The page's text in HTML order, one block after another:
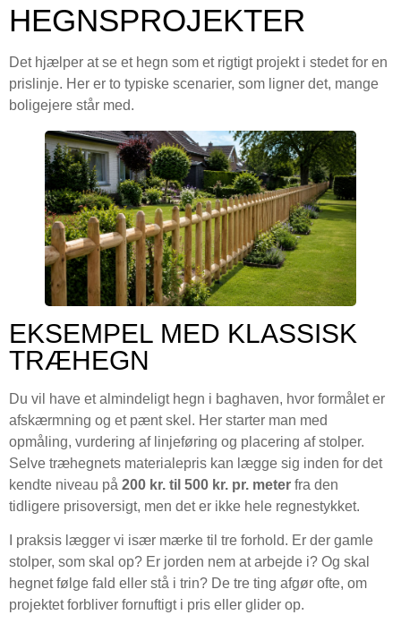
HEGNSPROJEKTER
Det hjælper at se et hegn som et rigtigt projekt i stedet for en
prislinje. Her er to typiske scenarier, som ligner det, mange
boligejere står med.
EKSEMPEL MED KLASSISK
TRÆHEGN
Du vil have et almindeligt hegn i baghaven, hvor formålet er
afskærmning og et pænt skel. Her starter man med
opmåling, vurdering af linjeføring og placering af stolper.
Selve træhegnets materialepris kan lægge sig inden for det
kendte niveau på 200 kr. til 500 kr. pr. meter fra den
tidligere prisoversigt, men det er ikke hele regnestykket.
I praksis lægger vi især mærke til tre forhold. Er der gamle
stolper, som skal op? Er jorden nem at arbejde i? Og skal
hegnet følge fald eller stå i trin? De tre ting afgør ofte, om
projektet forbliver fornuftigt i pris eller glider op.